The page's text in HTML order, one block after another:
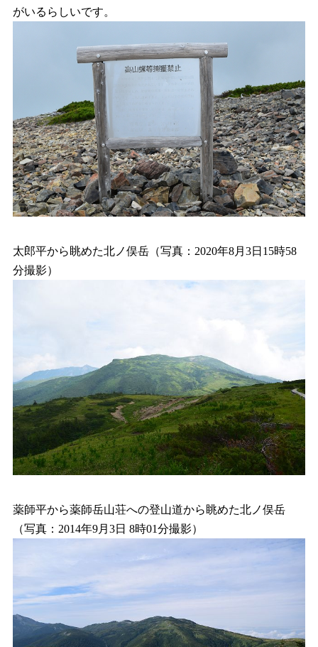
がいるらしいです。
太郎平から眺めた北ノ俣岳（写真：2020年8月3日15時58
分撮影）
薬師平から薬師岳山荘への登山道から眺めた北ノ俣岳
（写真：2014年9月3日 8時01分撮影）